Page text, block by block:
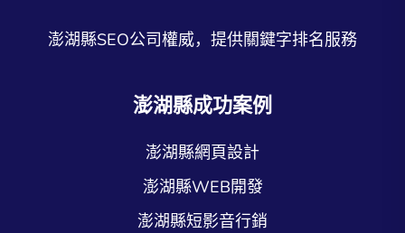
澎湖縣SEO公司權威，提供關鍵字排名服務
澎湖縣成功案例
澎湖縣網頁設計
澎湖縣WEB開發
澎湖縣短影音行銷